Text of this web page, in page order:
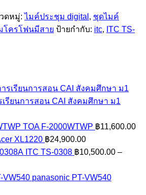
ดหมู่:ไมค์ประชุม digital , ชุดไมค์
โครโฟนมีสาย ป้ายกำกับ: itc, ITC TS-
รียนการสอน CAI สังคมศึกษา ม1
TOA F-2000WTWP ฿11,600.00
XL1220 ฿24,900.00
ITC TS-0308 ฿10,500.00 –
panasonic PT-VW540